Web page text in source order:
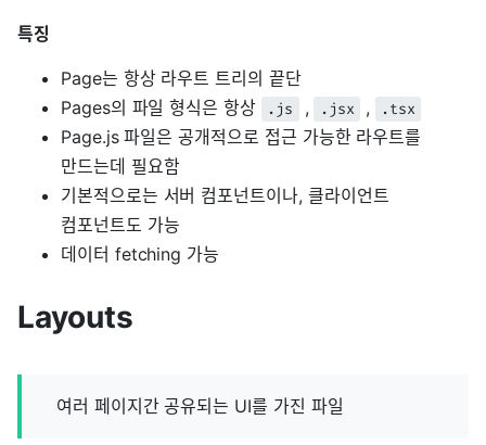
특징
Page는 항상 라우트 트리의 끝단
Pages의 파일 형식은 항상
.js , .jsx , .tsx
Page.js 파일은 공개적으로 접근 가능한 라우트를
만드는데 필요함
기본적으로는 서버 컴포넌트이나, 클라이언트
컴포넌트도 가능
데이터 fetching 가능
Layouts
여러 페이지간 공유되는 UI를 가진 파일